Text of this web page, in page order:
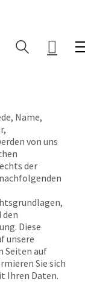
Name,
von uns
der
den
Diese
unsere
Seiten auf
Sie sich
Ihren Daten.